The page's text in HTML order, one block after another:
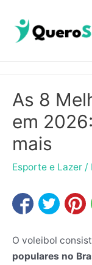
para
As 8
em
mais
Esporte e Lazer /
O voleibol
populares no